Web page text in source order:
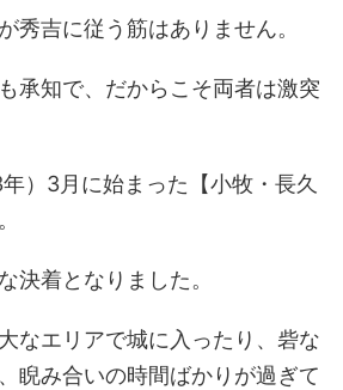
秀吉に従う筋はありません。
承知で、だからこそ両者は激突
）3月に始まった【小牧・長久
決着となりました。
なエリアで城に入ったり、砦な
睨み合いの時間ばかりが過ぎて